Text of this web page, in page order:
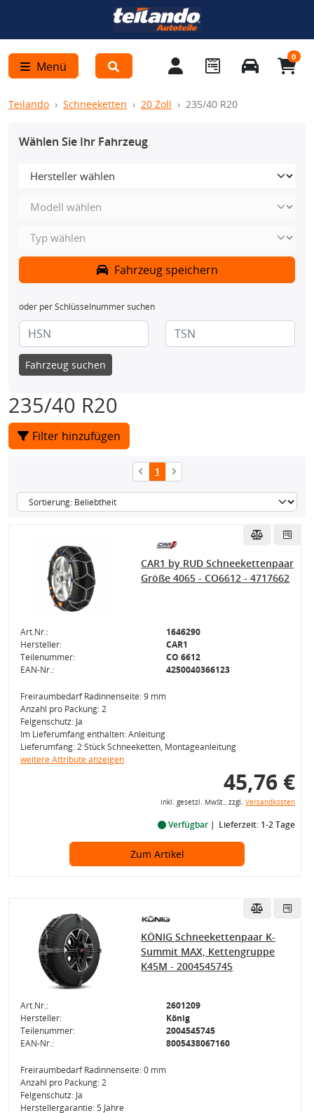
Menü
0
Teilando Schneeketten 20 Zoll 235/40 R20
Wählen Sie Ihr Fahrzeug
Fahrzeug speichern
oder per Schlüsselnummer suchen
Fahrzeug suchen
235/40 R20
Filter hinzufügen
1
CAR1 by RUD Schneekettenpaar
Größe 4065 - CO6612 - 4717662
Art.Nr.:
1646290
Hersteller:
CAR1
Teilenummer:
CO 6612
EAN-Nr.:
4250040366123
Freiraumbedarf Radinnenseite: 9 mm
Anzahl pro Packung: 2
Felgenschutz: Ja
Im Lieferumfang enthalten: Anleitung
Lieferumfang: 2 Stück Schneeketten, Montageanleitung
weitere Attribute anzeigen
45,76 €
inkl. gesetzl. MwSt., zzgl. Versandkosten
Verfügbar Lieferzeit: 1-2 Tage
Zum Artikel
KÖNIG Schneekettenpaar K-
Summit MAX, Kettengruppe
K45M - 2004545745
Art.Nr.:
2601209
Hersteller:
König
Teilenummer:
2004545745
EAN-Nr.:
8005438067160
Freiraumbedarf Radinnenseite: 0 mm
Anzahl pro Packung: 2
Felgenschutz: Ja
Herstellergarantie: 5 Jahre